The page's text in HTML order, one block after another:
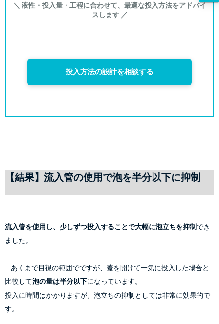
＼ 液性・投入量・工程に合わせて、最適な投入方法をアドバイ
スします ／
投入方法の設計を相談する
【結果】流入管の使用で泡を半分以下に抑制
流入管を使用し、少しずつ投入することで大幅に泡立ちを抑制でき
ました。
比較して泡の量は半分以下になっています。
投入に時間はかかりますが、泡立ちの抑制としては非常に効果的で